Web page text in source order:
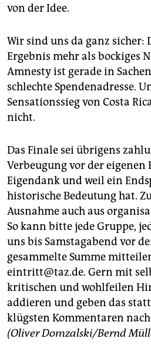
von der Idee.
Wir sind uns da ganz sicher:
Ergebnis mehr als bockiges
Amnesty ist gerade in
schlechte Spendenadresse.
Sensationssieg von Costa
nicht.
Das Finale sei übrigens
Verbeugung vor der eigenen
Eigendank und weil ein
historische Bedeutung hat.
Ausnahme auch aus
So kann bitte jede Gruppe,
uns bis Samstagabend vor
gesammelte Summe
eintritt@taz.de. Gern mit
kritischen und wohlfeilen
addieren und geben das
klügsten Kommentaren
(Oliver Domzalski/Bernd